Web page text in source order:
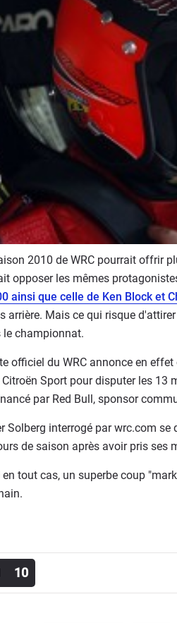
2010 de WRC pourrait offrir
opposer les mêmes
ainsi que celle de Ken Block et
arrière. Mais ce qui risque
le championnat.
officiel du WRC annonce en
Citroën Sport pour disputer les 13
par Red Bull, sponsor
Solberg interrogé par wrc.com
de saison après avoir pris ses
en tout cas, un superbe coup
10